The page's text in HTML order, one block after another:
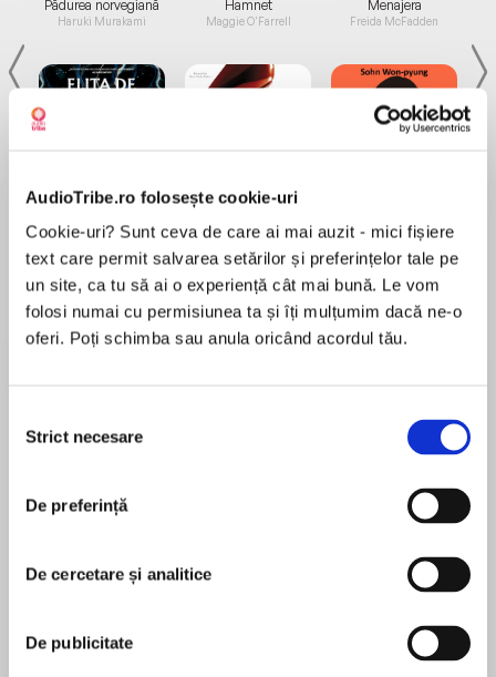
AudioTribe.ro folosește cookie-uri
Cookie-uri? Sunt ceva de care ai mai auzit - mici fișiere
text care permit salvarea setărilor și preferințelor tale pe
un site, ca tu să ai o experiență cât mai bună. Le vom
folosi numai cu permisiunea ta și îți mulțumim dacă ne-o
oferi. Poți schimba sau anula oricând acordul tău.
consimțământului
Strict necesare
De preferință
De cercetare și analitice
De publicitate
Pădurea norvegiană
Haruki Murakami
Elita de Argint (Elita
de...
Dani Francis
Hamnet
Maggie O'Farrell
Diavolul se îmbracă de
Lauren Weisberger
Menajera
Freida McFadden
Sohn Won-pyung
Desprecarte
introduces a delightful and dynamic animal duo
in a race against time to save a polar bear cub in
middle grade series about friendship and
conservation.
When an animal is in trouble, there’s only one
Dashing Esquire Fox used to organize the
MAI MULT
pentru această carte
Eliot Schreferis the New York Times bestselling